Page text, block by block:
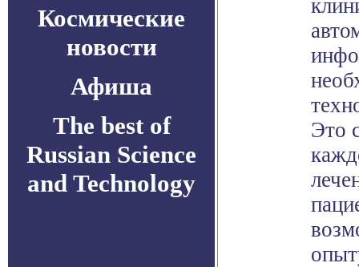
Космические
новости
Афиша
The best of
Russian Science
and Technology
Это